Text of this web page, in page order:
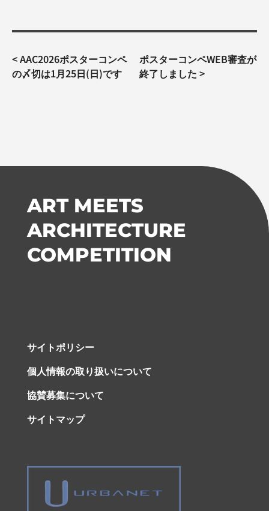
投
稿
<AAC2026ポスターコンペ
の〆切は1月25日(日)です
ポスターコンペWEB審査が
終了しました >
ART MEETS
ARCHITECTURE
COMPETITION
サイトポリシー
個人情報の取り扱いについて
協賛募集について
サイトマップ